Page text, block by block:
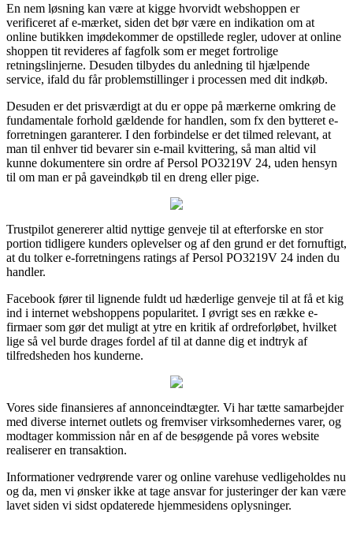
En nem løsning kan være at kigge hvorvidt webshoppen er
verificeret af e-mærket, siden det bør være en indikation om at
online butikken imødekommer de opstillede regler, udover at online
shoppen tit revideres af fagfolk som er meget fortrolige
retningslinjerne. Desuden tilbydes du anledning til hjælpende
service, ifald du får problemstillinger i processen med dit indkøb.
Desuden er det prisværdigt at du er oppe på mærkerne omkring de
fundamentale forhold gældende for handlen, som fx den bytteret e-
forretningen garanterer. I den forbindelse er det tilmed relevant, at
man til enhver tid bevarer sin e-mail kvittering, så man altid vil
kunne dokumentere sin ordre af Persol PO3219V 24, uden hensyn
til om man er på gaveindkøb til en dreng eller pige.
Trustpilot genererer altid nyttige genveje til at efterforske en stor
portion tidligere kunders oplevelser og af den grund er det fornuftigt,
at du tolker e-forretningens ratings af Persol PO3219V 24 inden du
handler.
Facebook fører til lignende fuldt ud hæderlige genveje til at få et kig
ind i internet webshoppens popularitet. I øvrigt ses en række e-
firmaer som gør det muligt at ytre en kritik af ordreforløbet, hvilket
lige så vel burde drages fordel af til at danne dig et indtryk af
tilfredsheden hos kunderne.
Vores side finansieres af annonceindtægter. Vi har tætte samarbejder
med diverse internet outlets og fremviser virksomhedernes varer, og
modtager kommission når en af de besøgende på vores website
realiserer en transaktion.
Informationer vedrørende varer og online varehuse vedligeholdes nu
og da, men vi ønsker ikke at tage ansvar for justeringer der kan være
lavet siden vi sidst opdaterede hjemmesidens oplysninger.